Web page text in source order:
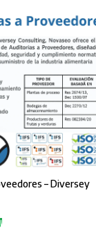
– Diversey